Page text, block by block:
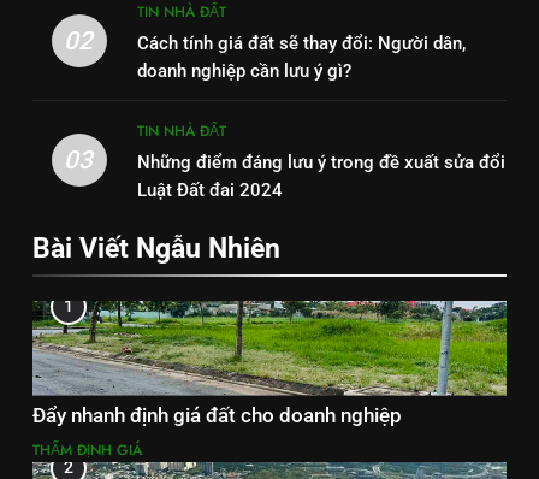
02
TIN NHÀ ĐẤT
Cách tính giá đất sẽ thay đổi: Người dân,
doanh nghiệp cần lưu ý gì?
03
TIN NHÀ ĐẤT
Những điểm đáng lưu ý trong đề xuất sửa đổi
Luật Đất đai 2024
Bài Viết Ngẫu Nhiên
1
Đẩy nhanh định giá đất cho doanh nghiệp
THẨM ĐỊNH GIÁ
2